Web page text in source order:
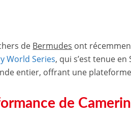
de Bermudes ont
World Series, qui s’est tenue
entier, offrant une
de